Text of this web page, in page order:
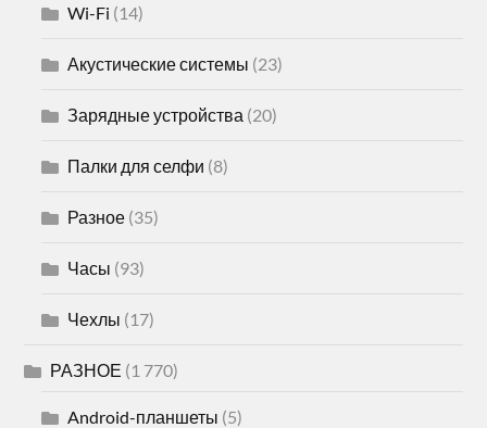
Wi-Fi (14)
Акустические системы (23)
Зарядные устройства (20)
Палки для селфи (8)
Разное (35)
Часы (93)
Чехлы (17)
РАЗНОЕ (1 770)
Android-планшеты (5)